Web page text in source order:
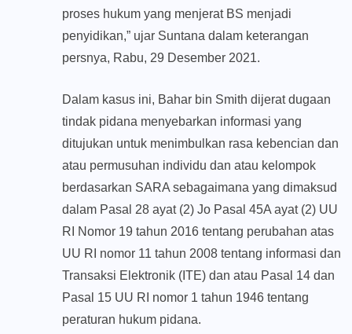
proses hukum yang menjerat BS menjadi
penyidikan,” ujar Suntana dalam keterangan
persnya, Rabu, 29 Desember 2021.
Dalam kasus ini, Bahar bin Smith dijerat dugaan
tindak pidana menyebarkan informasi yang
ditujukan untuk menimbulkan rasa kebencian dan
atau permusuhan individu dan atau kelompok
berdasarkan SARA sebagaimana yang dimaksud
dalam Pasal 28 ayat (2) Jo Pasal 45A ayat (2) UU
RI Nomor 19 tahun 2016 tentang perubahan atas
UU RI nomor 11 tahun 2008 tentang informasi dan
Transaksi Elektronik (ITE) dan atau Pasal 14 dan
Pasal 15 UU RI nomor 1 tahun 1946 tentang
peraturan hukum pidana.